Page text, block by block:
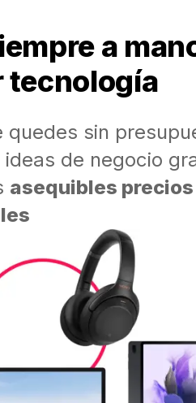
a
tecnología
quedes sin
de negocio
asequibles precios